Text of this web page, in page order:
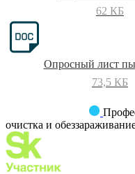
62 КБ
Опросный лист
73,5 КБ
очистка и